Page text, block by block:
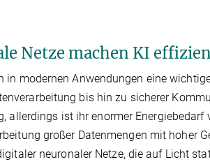
Netze machen KI
in modernen Anwendungen eine
bis hin zu sicherer
allerdings ist ihr enormer
großer Datenmengen mit hoher
neuronaler Netze, die auf Licht